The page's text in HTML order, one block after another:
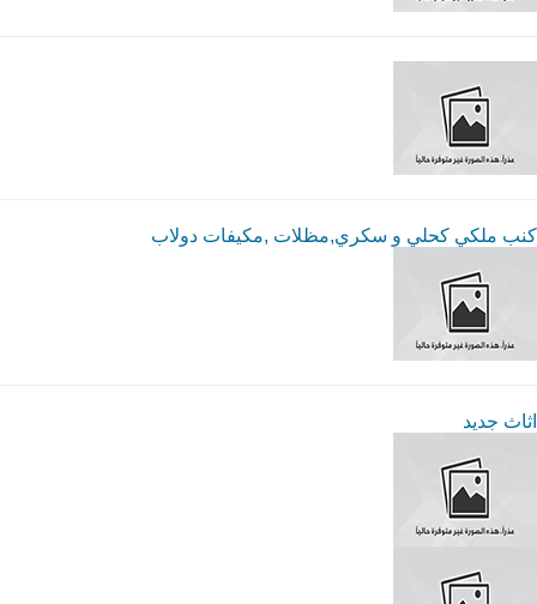
كنب ملكي كحلي و سكري,مظلات ,مكيفات دولاب
اثاث جديد